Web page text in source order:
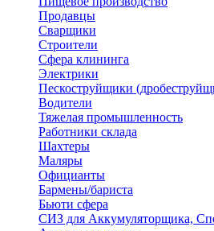
Продавцы
Сварщики
Строители
Сфера клининга
Электрики
Пескоструйщики
Водители
Тяжелая промышленность
Работники склада
Шахтеры
Маляры
Официанты
Бармены/бариста
Бьюти сфера
СИЗ для Аккумуляторщика,